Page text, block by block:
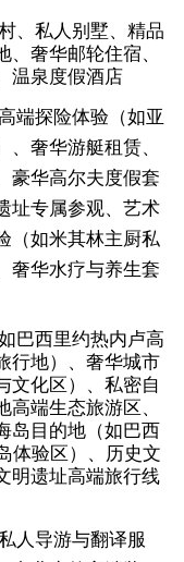
、私人别墅、精品
奢华邮轮住宿、
温泉度假酒店
端探险体验（如亚
奢华游艇租赁、
豪华高尔夫度假套
址专属参观、艺术
（如米其林主厨私
奢华水疗与养生套
巴西里约热内卢高
行地）、奢华城市
文化区）、私密自
端生态旅游区、
岛目的地（如巴西
体验区）、历史文
明遗址高端旅行线
人导游与翻译服